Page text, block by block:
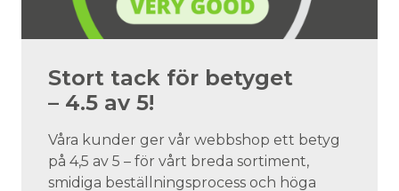
Stort tack för betyget
– 4.5 av 5!
Våra kunder ger vår webbshop ett betyg
på 4,5 av 5 – för vårt breda sortiment,
smidiga beställningsprocess och höga